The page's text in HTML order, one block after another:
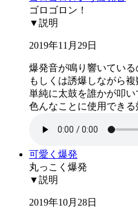
ゴロゴロン！
▼説明
2019年11月29日
爆発音が鳴り響いている
もしくは誘爆しながら
単純に太鼓を誰かが叩い
色んなことに使用できる
可愛く爆発
丸っこく爆発
▼説明
2019年10月28日